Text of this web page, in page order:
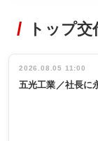
非鉄業界で
インタビュ
ー／社内ア
タックトレー
祝う 業界関
係者ら220人
出席
トップ交
2026.08.05 11:00
五光工業／社長に